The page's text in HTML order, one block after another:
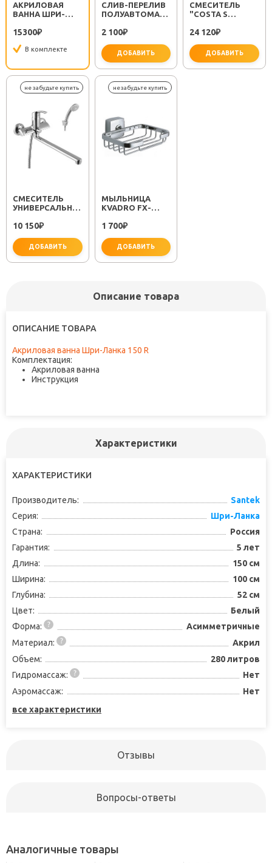
АКРИЛОВАЯ
ВАННА ШРИ-
15300₽
В комплекте
важно для установки
CЛИВ-ПЕРЕЛИВ
ПОЛУАВТОМАТ
2 100₽
ДОБАВИТЬ
не
СМЕСИТЕЛЬ
"COSTA S
24 120₽
ДОБАВИТЬ
не забудьте купить
СМЕСИТЕЛЬ
УНИВЕРСАЛЬНЫЙ
LM1151C"
10 150₽
ДОБАВИТЬ
не забудьте купить
МЫЛЬНИЦА
KVADRO FX-
1 700₽
ДОБАВИТЬ
Описание товара
ОПИСАНИЕ ТОВАРА
Акриловая ванна Шри-Ланка 150 R
Комплектация:
Акриловая ванна
Инструкция
Характеристики
ХАРАКТЕРИСТИКИ
Производитель:
Santek
Серия:
Шри-Ланка
Страна:
Россия
Гарантия:
5 лет
Длина:
150 см
Ширина:
100 см
Глубина:
52 см
Цвет:
Белый
Форма:
Асимметричные
Материал:
Акрил
Объем:
280 литров
Гидромассаж:
Нет
Аэромассаж:
Нет
все характеристики
Отзывы
Вопросы-ответы
Аналогичные товары